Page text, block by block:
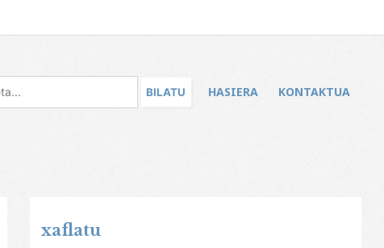
HASIERA KONTAKTUA
xaflatu